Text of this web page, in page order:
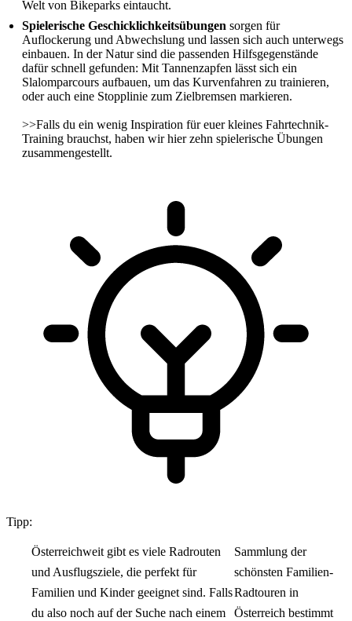
Welt von Bikeparks eintaucht.
Spielerische Geschicklichkeitsübungen sorgen für
Auflockerung und Abwechslung und lassen sich auch unterwegs
einbauen. In der Natur sind die passenden Hilfsgegenstände
dafür schnell gefunden: Mit Tannenzapfen lässt sich ein
Slalomparcours aufbauen, um das Kurvenfahren zu trainieren,
oder auch eine Stopplinie zum Zielbremsen markieren.
>>Falls du ein wenig Inspiration für euer kleines Fahrtechnik-
Training brauchst, haben wir hier zehn spielerische Übungen
zusammengestellt.
Tipp:
Österreichweit gibt es viele Radrouten
und Ausflugsziele, die perfekt für
Familien und Kinder geeignet sind. Falls
du also noch auf der Suche nach einem
Sammlung der
schönsten Familien-
Radtouren in
Österreich bestimmt